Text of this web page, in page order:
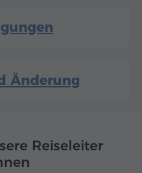
Änderung
Reiseleiter